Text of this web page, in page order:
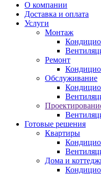
О компании
Доставка и оплата
Услуги
Монтаж
Ремонт
Обслуживание
Готовые решения
Квартиры
Дома и